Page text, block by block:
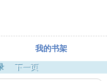
我的书架
下一页